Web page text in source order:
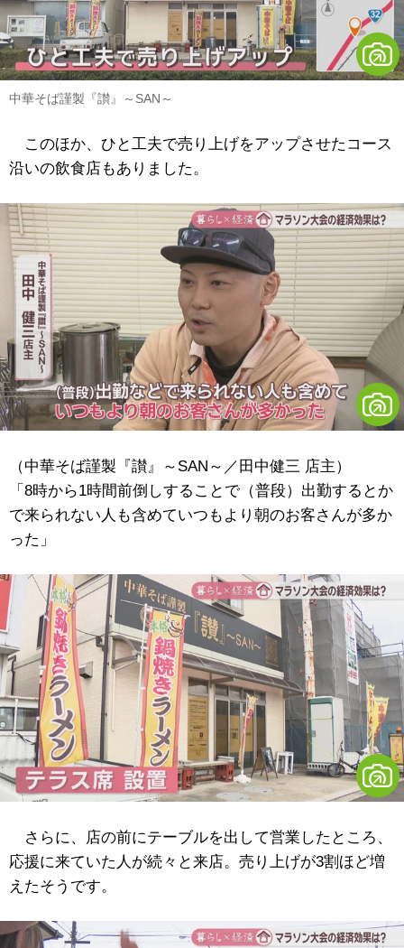
中華そば謹製『讃』～SAN～
このほか、ひと工夫で売り上げをアップさせたコース
沿いの飲食店もありました。
（中華そば謹製『讃』～SAN～／田中健三 店主）
「8時から1時間前倒しすることで（普段）出勤するとか
で来られない人も含めていつもより朝のお客さんが多か
った」
さらに、店の前にテーブルを出して営業したところ、
応援に来ていた人が続々と来店。売り上げが3割ほど増
えたそうです。